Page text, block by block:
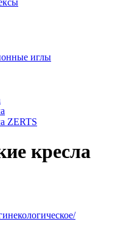
иглы
ZERTS
кресла